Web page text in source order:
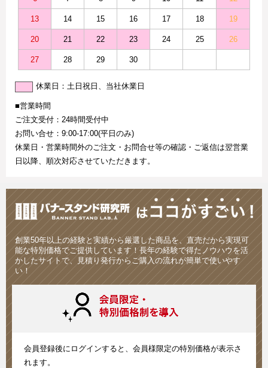
13 14 15 16 17 18 19
20 21 22 23 24 25 26
27 28 29 30
休業日：土日祝日、当社休業日
■営業時間
ご注文受付：24時間受付中
お問い合せ：9:00-17:00(平日のみ)
休業日・営業時間外のご注文・お問合せ等の確認・ご返信は翌営業
日以降、順次対応させていただきます。
創業50年以上の経験と実績から厳選した商品を、直売だから実現可
能な特別価格でご提供しています！長年の経験で得たノウハウを活
かしたサイトで、見積り発行からご購入の流れが簡単で使いやす
い！
会員登録後にログインすると、会員様限定の特別価格が表示さ
れます。